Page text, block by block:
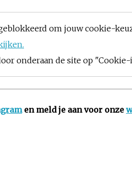
om jouw cookie-
onderaan de site op
en meld je aan voor onze